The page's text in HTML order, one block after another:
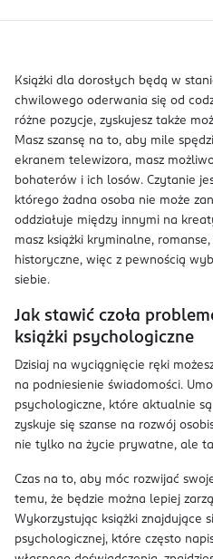
Książki dla dorosłych będą w
chwilowego oderwania się od
różne pozycje, zyskujesz także
Masz szansę na to, aby mile
ekranem telewizora, masz
bohaterów i ich losów. Czytanie
którego żadna osoba nie może
oddziałuje między innymi na
masz książki kryminalne,
historyczne, więc z pewnością
siebie.
Jak stawić czoła
książki psychologiczne
Dzisiaj na wyciągnięcie ręki
na podniesienie świadomości.
psychologiczne, które aktualnie
zyskuje się szanse na rozwój
nie tylko na życie prywatne, ale
Czas na to, aby móc rozwijać
temu, że będzie można lepiej
Wykorzystując książki znajdujące
psychologicznej, które często